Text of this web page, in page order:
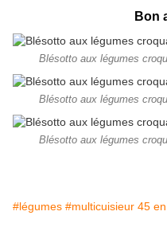
Bon
Blésotto aux légumes
Blésotto aux légumes
Blésotto aux légumes
#légumes #multicuisieur 45